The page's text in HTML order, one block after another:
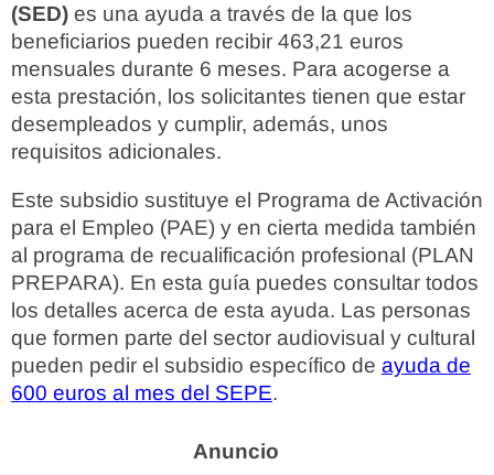
(SED) es una ayuda a través de la que los
beneficiarios pueden recibir 463,21 euros
mensuales durante 6 meses. Para acogerse a
esta prestación, los solicitantes tienen que estar
desempleados y cumplir, además, unos
requisitos adicionales.
Este subsidio sustituye el Programa de Activación
para el Empleo (PAE) y en cierta medida también
al programa de recualificación profesional (PLAN
PREPARA). En esta guía puedes consultar todos
los detalles acerca de esta ayuda. Las personas
que formen parte del sector audiovisual y cultural
pueden pedir el subsidio específico de ayuda de
600 euros al mes del SEPE.